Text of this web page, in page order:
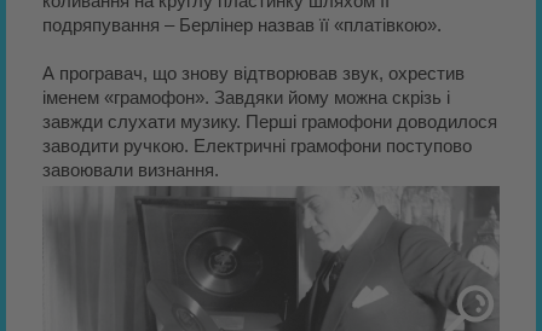
подряпування – Берлінер назвав її «платівкою».
А програвач, що знову відтворював звук, охрестив
іменем «грамофон». Завдяки йому можна скрізь і
завжди слухати музику. Перші грамофони доводилося
заводити ручкою. Електричні грамофони поступово
завоювали визнання.